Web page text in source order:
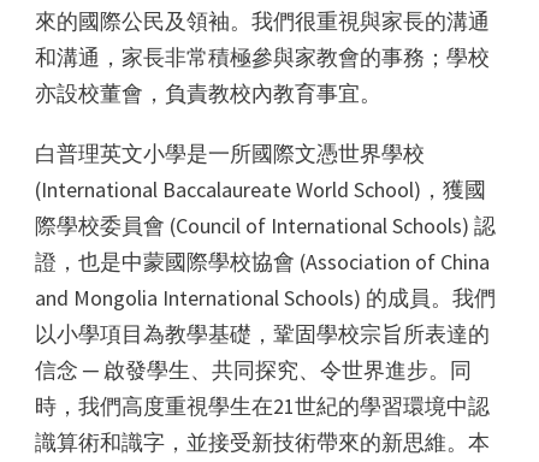
來的國際公民及領袖。我們很重視與家長的溝通
和溝通，家長非常積極參與家教會的事務；學校
亦設校董會，負責教校內教育事宜。
白普理英文小學是一所國際文憑世界學校
(International Baccalaureate World School)，獲國
際學校委員會 (Council of International Schools) 認
證，也是中蒙國際學校協會 (Association of China
and Mongolia International Schools) 的成員。我們
以小學項目為教學基礎，鞏固學校宗旨所表達的
信念 ─ 啟發學生、共同探究、令世界進步。同
時，我們高度重視學生在21世紀的學習環境中認
識算術和識字，並接受新技術帶來的新思維。本